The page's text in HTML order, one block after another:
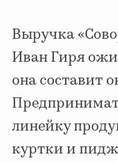
Выручка
Иван Гиря
она составит
линейку
куртки и